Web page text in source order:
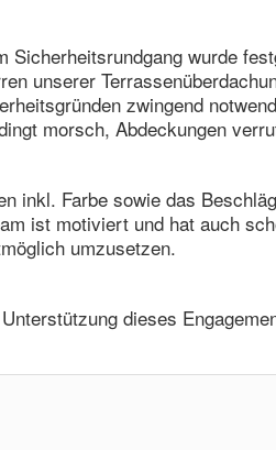
Sicherheitsrundgang wurde
unserer
zwingend
morsch, Abdeckungen
inkl. Farbe sowie das
ist motiviert und hat auch
umzusetzen.
dieses